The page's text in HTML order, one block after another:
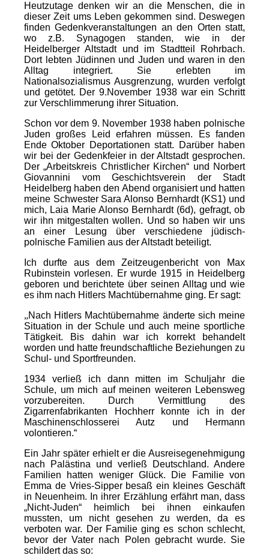
Heutzutage denken wir an die Menschen, die in
dieser Zeit ums Leben gekommen sind. Deswegen
finden Gedenkveranstaltungen an den Orten statt,
wo z.B. Synagogen standen, wie in der
Heidelberger Altstadt und im Stadtteil Rohrbach.
Dort lebten Jüdinnen und Juden und waren in den
Alltag integriert. Sie erlebten im
Nationalsozialismus Ausgrenzung, wurden verfolgt
und getötet. Der 9.November 1938 war ein Schritt
zur Verschlimmerung ihrer Situation.
Schon vor dem 9. November 1938 haben polnische
Juden großes Leid erfahren müssen. Es fanden
Ende Oktober Deportationen statt. Darüber haben
wir bei der Gedenkfeier in der Altstadt gesprochen.
Der „Arbeitskreis Christlicher Kirchen“ und Norbert
Giovannini vom Geschichtsverein der Stadt
Heidelberg haben den Abend organisiert und hatten
meine Schwester Sara Alonso Bernhardt (KS1) und
mich, Laia Marie Alonso Bernhardt (6d), gefragt, ob
wir ihn mitgestalten wollen. Und so haben wir uns
an einer Lesung über verschiedene jüdisch-
polnische Familien aus der Altstadt beteiligt.
Ich durfte aus dem Zeitzeugenbericht von Max
Rubinstein vorlesen. Er wurde 1915 in Heidelberg
geboren und berichtete über seinen Alltag und wie
es ihm nach Hitlers Machtübernahme ging. Er sagt:
„Nach Hitlers Machtübernahme änderte sich meine
Situation in der Schule und auch meine sportliche
Tätigkeit. Bis dahin war ich korrekt behandelt
worden und hatte freundschaftliche Beziehungen zu
Schul- und Sportfreunden.
1934 verließ ich dann mitten im Schuljahr die
Schule, um mich auf meinen weiteren Lebensweg
vorzubereiten. Durch Vermittlung des
Zigarrenfabrikanten Hochherr konnte ich in der
Maschinenschlosserei Autz und Hermann
volontieren.“
Ein Jahr später erhielt er die Ausreisegenehmigung
nach Palästina und verließ Deutschland. Andere
Familien hatten weniger Glück. Die Familie von
Emma de Vries-Sipper besaß ein kleines Geschäft
in Neuenheim. In ihrer Erzählung erfährt man, dass
„Nicht-Juden“ heimlich bei ihnen einkaufen
mussten, um nicht gesehen zu werden, da es
verboten war. Der Familie ging es schon schlecht,
bevor der Vater nach Polen gebracht wurde. Sie
schildert das so: